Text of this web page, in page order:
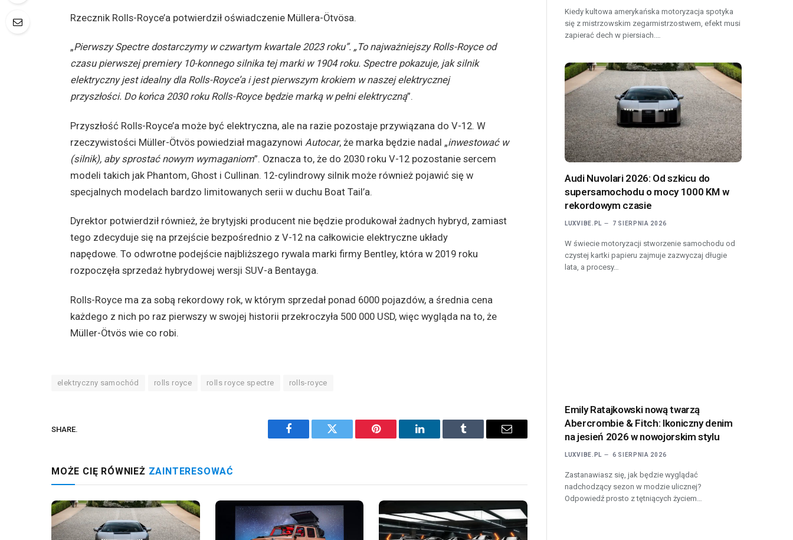
Rzecznik Rolls-Royce’a potwierdził oświadczenie Müllera-Ötvösa.
„Pierwszy Spectre dostarczymy w czwartym kwartale 2023 roku”. „To najważniejszy Rolls-Royce od
czasu pierwszej premiery 10-konnego silnika tej marki w 1904 roku. Spectre pokazuje, jak silnik
elektryczny jest idealny dla Rolls-Royce’a i jest pierwszym krokiem w naszej elektrycznej
przyszłości. Do końca 2030 roku Rolls-Royce będzie marką w pełni elektryczną”.
Przyszłość Rolls-Royce’a może być elektryczna, ale na razie pozostaje przywiązana do V-12. W
rzeczywistości Müller-Ötvös powiedział magazynowi Autocar, że marka będzie nadal „inwestować w
(silnik), aby sprostać nowym wymaganiom”. Oznacza to, że do 2030 roku V-12 pozostanie sercem
modeli takich jak Phantom, Ghost i Cullinan. 12-cylindrowy silnik może również pojawić się w
specjalnych modelach bardzo limitowanych serii w duchu Boat Tail’a.
Dyrektor potwierdził również, że brytyjski producent nie będzie produkował żadnych hybryd, zamiast
tego zdecyduje się na przejście bezpośrednio z V-12 na całkowicie elektryczne układy
napędowe. To odwrotne podejście najbliższego rywala marki firmy Bentley, która w 2019 roku
rozpoczęła sprzedaż hybrydowej wersji SUV-a Bentayga.
Rolls-Royce ma za sobą rekordowy rok, w którym sprzedał ponad 6000 pojazdów, a średnia cena
każdego z nich po raz pierwszy w swojej historii przekroczyła 500 000 USD, więc wygląda na to, że
Müller-Ötvös wie co robi.
elektryczny samochód rolls royce rolls royce spectre rolls-royce
SHARE.
Facebook Twitter Pinterest LinkedIn Tumblr Email
MOŻE CIĘ RÓWNIEŻ ZAINTERESOWAĆ
Kiedy kultowa amerykańska motoryzacja spotyka
się z mistrzowskim zegarmistrzostwem, efekt musi
zapierać dech w piersiach.…
Audi Nuvolari 2026: Od szkicu do
supersamochodu o mocy 1000 KM w
rekordowym czasie
LUXVIBE.PL 7 SIERPNIA 2026
W świecie motoryzacji stworzenie samochodu od
czystej kartki papieru zajmuje zazwyczaj długie
lata, a procesy…
Emily Ratajkowski nową twarzą
Abercrombie & Fitch: Ikoniczny denim
na jesień 2026 w nowojorskim stylu
LUXVIBE.PL 6 SIERPNIA 2026
Zastanawiasz się, jak będzie wyglądać
nadchodzący sezon w modzie ulicznej?
Odpowiedź prosto z tętniących życiem…